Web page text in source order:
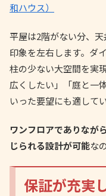
和ハウス）
平屋は2階がない分、
印象を左右します。ダ
柱の少ない大空間を実
広くしたい」「庭と一
いった要望にも適してい
ワンフロアでありなが
じられる設計が可能な
保証が充実